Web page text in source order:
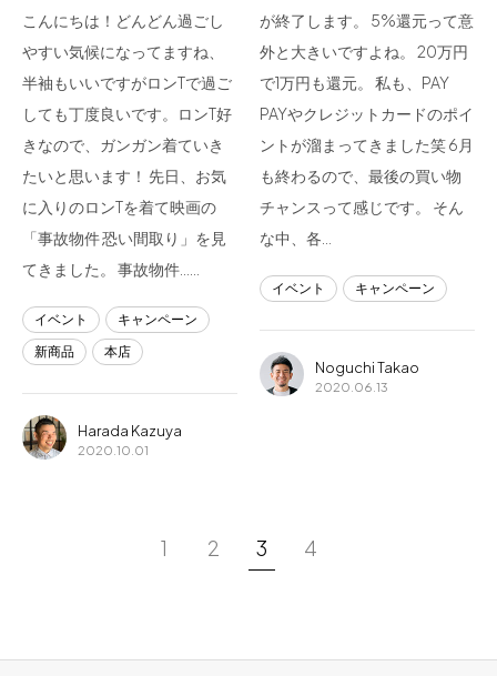
こんにちは！どんどん過ごし
やすい気候になってますね、
半袖もいいですがロンTで過ご
しても丁度良いです。ロンT好
きなので、ガンガン着ていき
たいと思います！ 先日、お気
に入りのロンTを着て映画の
「事故物件 恐い間取り」を見
てきました。 事故物件……
イベント
キャンペーン
新商品
本店
Harada Kazuya
2020.10.01
が終了します。 5%還元って意
外と大きいですよね。 20万円
で1万円も還元。 私も、PAY
PAYやクレジットカードのポイ
ントが溜まってきました笑 6月
も終わるので、最後の買い物
チャンスって感じです。 そん
な中、各…
イベント キャンペーン
Noguchi Takao
2020.06.13
1 2 3 4